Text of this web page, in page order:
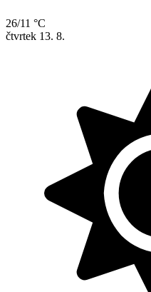
26/11 °C
čtvrtek 13. 8.